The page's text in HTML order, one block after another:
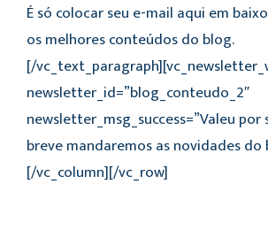
É só colocar seu e-mail aqui em
os melhores conteúdos do blog.
[/
newsletter_id=”blog_conteudo_2″
newsletter_msg_success=”Valeu por
breve mandaremos as novidades do
[/vc_column][/vc_row]